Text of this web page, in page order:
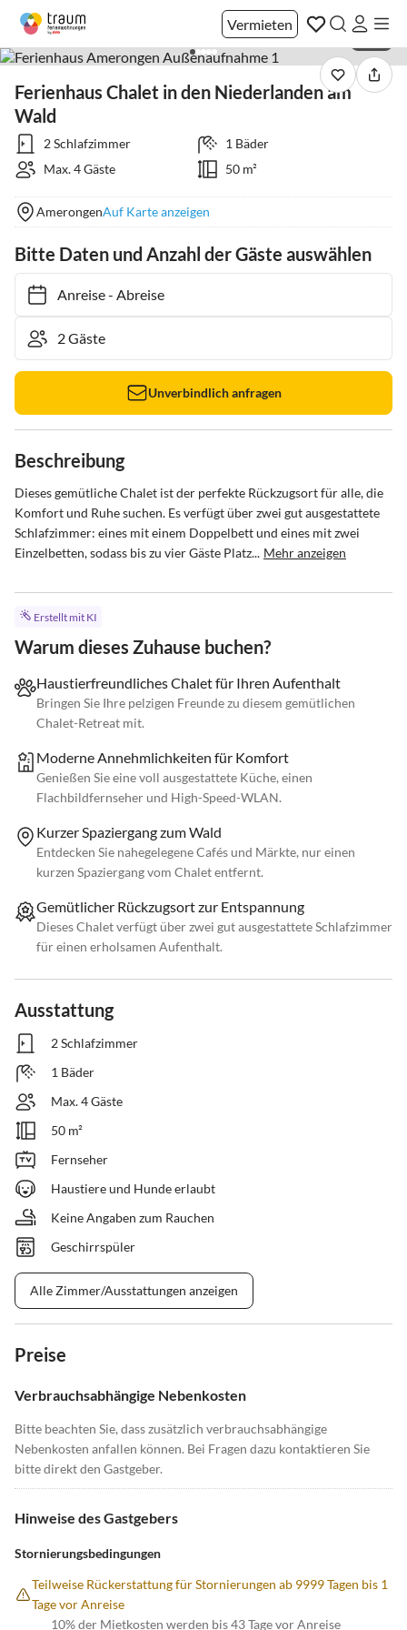
Vermieten
Ferienhaus Chalet in den Niederlanden am
Wald
2 Schlafzimmer
1 Bäder
Max. 4 Gäste
50 m²
AmerongenAuf Karte anzeigen
Bitte Daten und Anzahl der Gäste auswählen
Anreise- Abreise
Unverbindlich anfragen
Beschreibung
Dieses gemütliche Chalet ist der perfekte Rückzugsort für alle, die
Komfort und Ruhe suchen. Es verfügt über zwei gut ausgestattete
Schlafzimmer: eines mit einem Doppelbett und eines mit zwei
Einzelbetten, sodass bis zu vier Gäste Platz... Mehr anzeigen
Erstellt mit KI
Warum dieses Zuhause buchen?
Haustierfreundliches Chalet für Ihren Aufenthalt
Bringen Sie Ihre pelzigen Freunde zu diesem gemütlichen
Chalet-Retreat mit.
Moderne Annehmlichkeiten für Komfort
Genießen Sie eine voll ausgestattete Küche, einen
Flachbildfernseher und High-Speed-WLAN.
Kurzer Spaziergang zum Wald
Entdecken Sie nahegelegene Cafés und Märkte, nur einen
kurzen Spaziergang vom Chalet entfernt.
Gemütlicher Rückzugsort zur Entspannung
Dieses Chalet verfügt über zwei gut ausgestattete Schlafzimmer
für einen erholsamen Aufenthalt.
Ausstattung
2 Schlafzimmer
1 Bäder
Max. 4 Gäste
50 m²
Fernseher
Haustiere und Hunde erlaubt
Keine Angaben zum Rauchen
Geschirrspüler
Alle Zimmer/Ausstattungen anzeigen
Preise
Verbrauchsabhängige Nebenkosten
Bitte beachten Sie, dass zusätzlich verbrauchsabhängige
Nebenkosten anfallen können. Bei Fragen dazu kontaktieren Sie
bitte direkt den Gastgeber.
Hinweise des Gastgebers
Stornierungsbedingungen
Teilweise Rückerstattung für Stornierungen ab 9999 Tagen bis 1
Tage vor Anreise
10% der Mietkosten werden bis 43 Tage vor Anreise